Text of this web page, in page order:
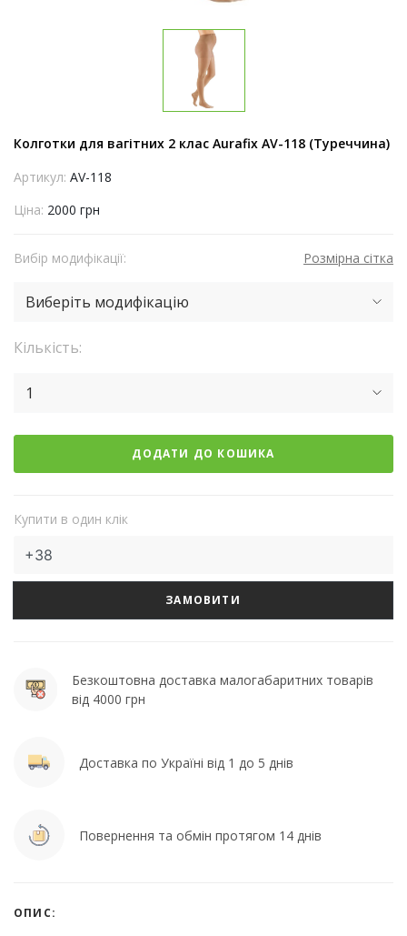
Колготки для вагітних 2 клас Aurafix AV-118 (Туреччина)
Артикул: AV-118
Ціна: 2000 грн
Вибір модифікації: Розмірна сітка
Виберіть модифікацію
Кількість:
1
ДОДАТИ ДО КОШИКА
Купити в один клік
ЗАМОВИТИ
Безкоштовна доставка малогабаритних товарів
від 4000 грн
Доставка по Україні від 1 до 5 днів
Повернення та обмін протягом 14 днів
ОПИС: